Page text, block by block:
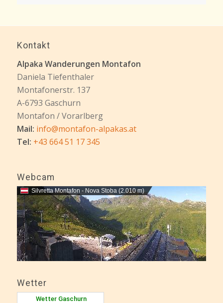
Kontakt
Alpaka Wanderungen Montafon
Daniela Tiefenthaler
Montafonerstr. 137
A-6793 Gaschurn
Montafon / Vorarlberg
Mail: info@montafon-alpakas.at
Tel: +43 664 51 17 345
Webcam
Silvretta Montafon - Nova Stoba (2.010 m)
Wetter